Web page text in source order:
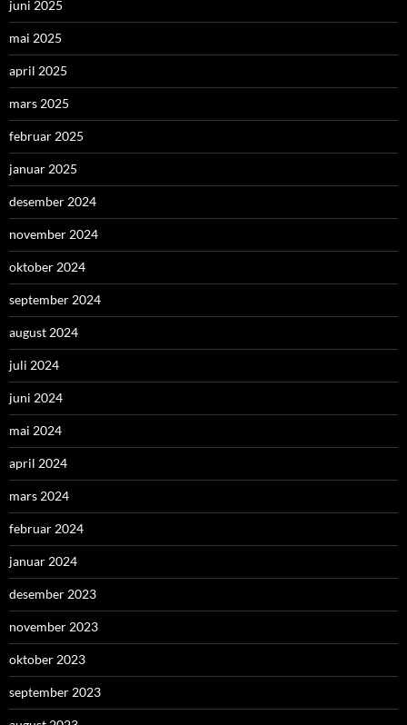
juni 2025
mai 2025
april 2025
mars 2025
februar 2025
januar 2025
desember 2024
november 2024
oktober 2024
september 2024
august 2024
juli 2024
juni 2024
mai 2024
april 2024
mars 2024
februar 2024
januar 2024
desember 2023
november 2023
oktober 2023
september 2023